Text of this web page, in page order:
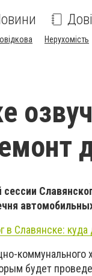
Нерухомість
в Славянске:
коммунального
будет